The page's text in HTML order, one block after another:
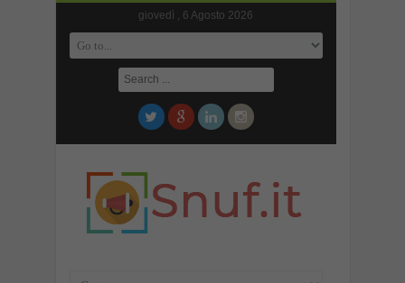
giovedì , 6 Agosto 2026